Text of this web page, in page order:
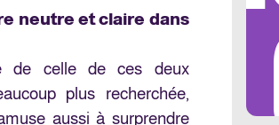
neutre et claire dans
de celle de ces deux
plus recherchée,
aussi à surprendre